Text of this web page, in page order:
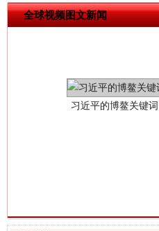
全球视频图文新闻
习近平的博鳌关键词
“刷贴”乱象丛生